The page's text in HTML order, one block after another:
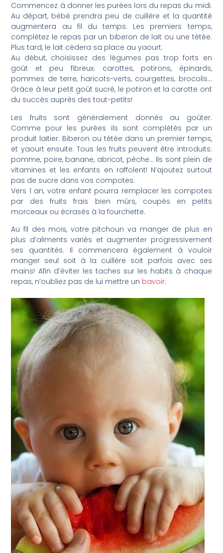
Commencez à donner les purées lors du repas du midi.
Au départ, bébé prendra peu de cuillère et la quantité
augmentera au fil du temps. Les premiers temps,
complétez le repas par un biberon de lait ou une tétée.
Plus tard, le lait cèdera sa place au yaourt.
Au début, choisissez des légumes pas trop forts en
goût et peu fibreux: carottes, potirons, épinards,
pommes de terre, haricots-verts, courgettes, brocolis…
Grâce à leur petit goût sucré, le potiron et la carotte ont
du succès auprès des tout-petits!
Les fruits sont généralement donnés au goûter.
Comme pour les purées ils sont complétés par un
produit laitier. Biberon ou tétée dans un premier temps,
et yaourt ensuite. Tous les fruits peuvent être introduits:
pomme, poire, banane, abricot, pêche… Ils sont plein de
vitamines et les enfants en raffolent! N’ajoutez surtout
pas de sucre dans vos compotes.
Vers 1 an, votre enfant pourra remplacer les compotes
par des fruits frais bien mûrs, coupés en petits
morceaux ou écrasés à la fourchette.
Au fil des mois, votre pitchoun va manger de plus en
plus d’aliments variés et augmenter progressivement
ses quantités. Il commencera également à vouloir
manger seul soit à la cuillère soit parfois avec ses
mains! Afin d’éviter les taches sur les habits à chaque
repas, n’oubliez pas de lui mettre un bavoir.